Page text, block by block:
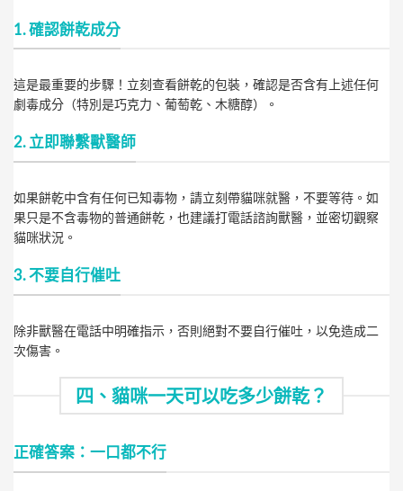
1. 確認餅乾成分
這是最重要的步驟！立刻查看餅乾的包裝，確認是否含有上述任何
劇毒成分（特別是巧克力、葡萄乾、木糖醇）。
2. 立即聯繫獸醫師
如果餅乾中含有任何已知毒物，請立刻帶貓咪就醫，不要等待。如
果只是不含毒物的普通餅乾，也建議打電話諮詢獸醫，並密切觀察
貓咪狀況。
3. 不要自行催吐
除非獸醫在電話中明確指示，否則絕對不要自行催吐，以免造成二
次傷害。
四、貓咪一天可以吃多少餅乾？
正確答案：一口都不行